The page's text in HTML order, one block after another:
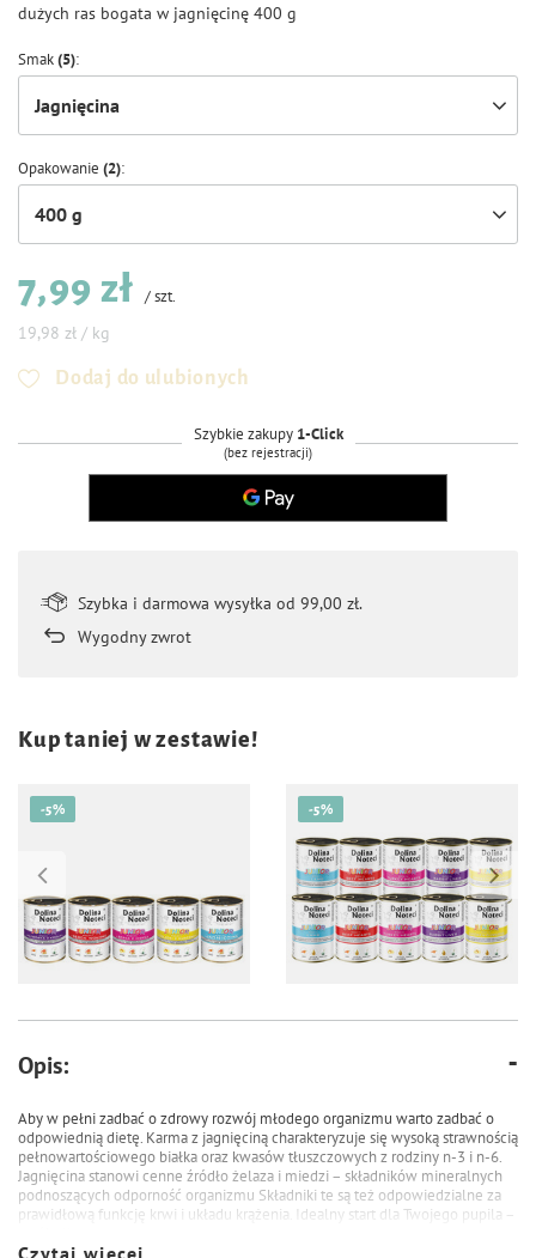
dużych ras bogata w jagnięcinę 400 g
Smak(5)
Jagnięcina
Opakowanie (2)
400 g
7,99 zł /szt.
19,98 zł / kg
Dodaj do ulubionych
Szybkie zakupy 1-Click
(bez rejestracji)
Szybka i darmowa wysyłka od 99,00 zł.
Wygodny zwrot
Kup taniej w zestawie!
-5%
Noteci Premium junior mix 20 x
400 g
-5%
Noteci Premium junior mix 10 x
400 g
Opis:
Aby w pełni zadbać o zdrowy rozwój młodego organizmu warto zadbać o
odpowiednią dietę. Karma z jagnięciną charakteryzuje się wysoką strawnością
pełnowartościowego białka oraz kwasów tłuszczowych z rodziny n-3 i n-6.
Jagnięcina stanowi cenne źródło żelaza i miedzi – składników mineralnych
podnoszących odporność organizmu Składniki te są też odpowiedzialne za
prawidłową funkcję krwi i układu krążenia. Idealny start dla Twojego pupila –
Czytaj więcej